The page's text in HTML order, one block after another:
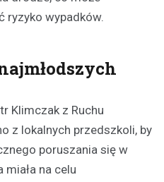
ryzyko wypadków.
Klimczak z Ruchu
z lokalnych przedszkoli, by
poruszania się w
na celu